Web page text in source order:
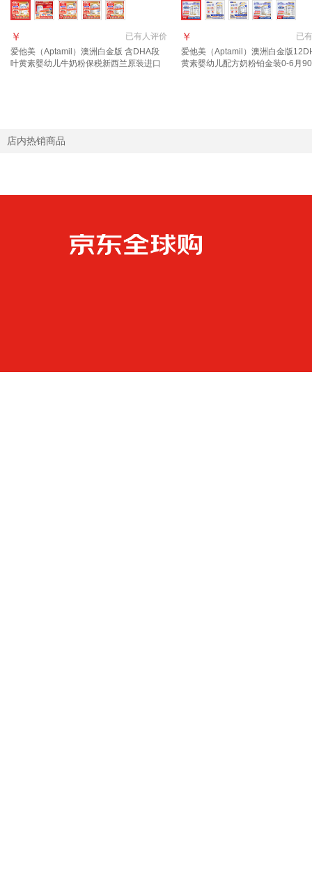
已有人评价
￥
爱他美（Aptamil）澳洲白金版 含DHA段
叶黄素婴幼儿牛奶粉保税新西兰原装进口
已有
￥
爱他美（Aptamil）澳洲白金版
黄素婴幼儿配方奶粉铂金装0-6月
店内热销商品